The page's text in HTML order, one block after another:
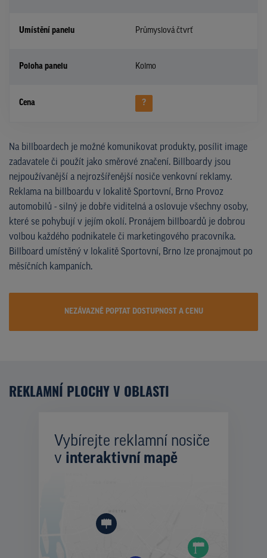
Umístění panelu Průmyslová čtvrť
Poloha panelu Kolmo
Cena ?
Na billboardech je možné komunikovat produkty, posílit image
zadavatele či použít jako směrové značení. Billboardy jsou
nejpoužívanější a nejrozšířenější nosiče venkovní reklamy.
Reklama na billboardu v lokalitě Sportovní, Brno Provoz
automobilů - silný je dobře viditelná a oslovuje všechny osoby,
které se pohybují v jejím okolí. Pronájem billboardů je dobrou
volbou každého podnikatele či marketingového pracovníka.
Billboard umístěný v lokalitě Sportovní, Brno lze pronajmout po
měsíčních kampaních.
NEZÁVAZNĚ POPTAT DOSTUPNOST A CENU
REKLAMNÍ PLOCHY V OBLASTI
Vybírejte reklamní nosiče
v interaktivní mapě